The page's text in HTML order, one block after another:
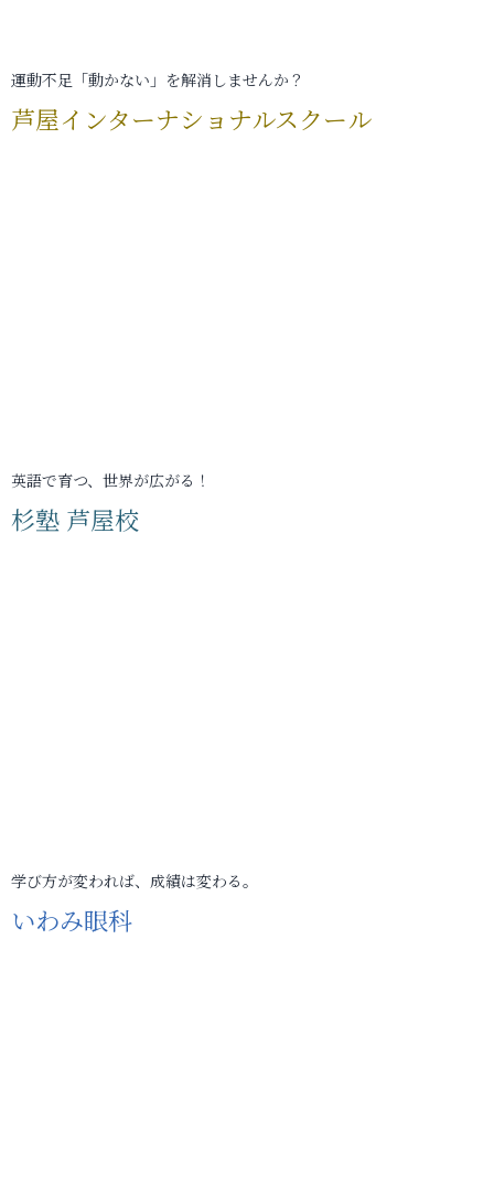
運動不足「動かない」を解消しませんか？
芦屋インターナショナルスクール
英語で育つ、世界が広がる！
杉塾 芦屋校
学び方が変われば、成績は変わる。
いわみ眼科